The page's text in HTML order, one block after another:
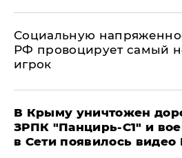
Социальную
РФ провоцирует самый
игрок
В Крыму уничтожен
ЗРПК "Панцирь-С1" и
в Сети появилось видео